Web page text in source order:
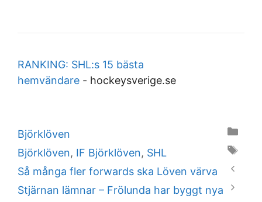
RANKING: SHL:s 15 bästa
hemvändare - hockeysverige.se
Categories
Björklöven
Tags
Björklöven, IF Björklöven, SHL
Så många fler forwards ska Löven värva
Stjärnan lämnar – Frölunda har byggt nya